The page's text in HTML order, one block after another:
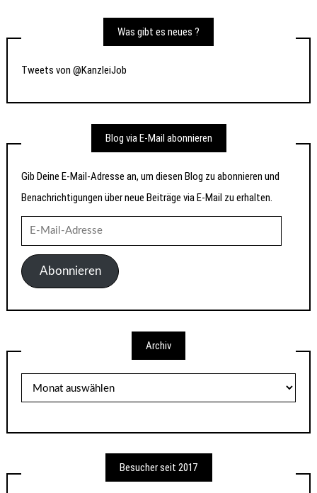
Was gibt es neues ?
Tweets von @KanzleiJob
Blog via E-Mail abonnieren
Gib Deine E-Mail-Adresse an, um diesen Blog zu abonnieren und
Benachrichtigungen über neue Beiträge via E-Mail zu erhalten.
Mail-
AdresseAbonnieren
Archiv
Besucher seit 2017